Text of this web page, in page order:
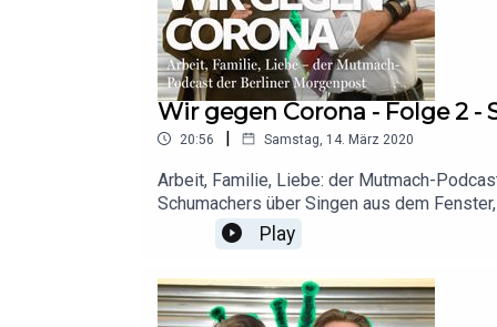
Wir bedanken uns bei Markus C. Hurek für das
Wir gegen Corona - Folge 2 -
20:56 | Samstag, 14. März 2020
Arbeit, Familie, Liebe: der Mutmach-
Schumachers über Singen aus dem
viruskompatible Tagesabläufe, über das
Straßenkonzerte und den unmoralischen
Play